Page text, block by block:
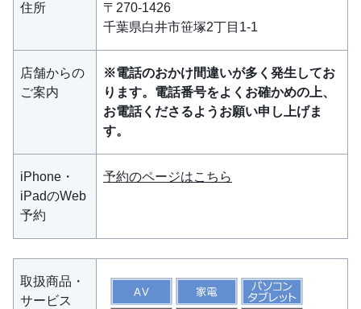
住所
〒270-1426
千葉県白井市笹塚2丁目1-1
店舗からの
ご案内
※電話のおかけ間違いが多く発生してお
ります。電話番号をよくお確かめの上、
お電話くださるようお願い申し上げま
す。
iPhone・
iPadのWeb
予約
予約のページはこちら
取扱商品・
サービス